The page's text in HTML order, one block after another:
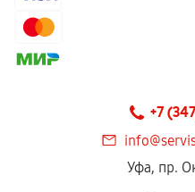
+7
Уфа, пр.